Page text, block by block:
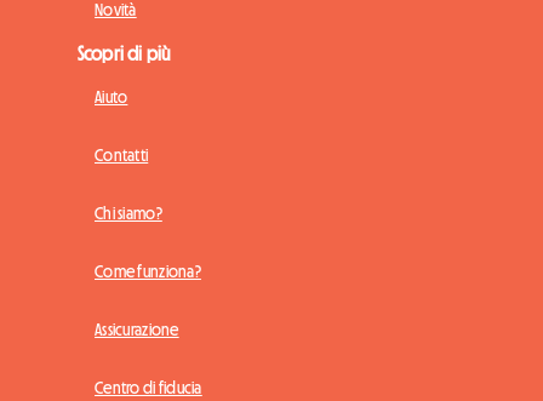
Novità
Scopri di più
Aiuto
Contatti
Chi siamo?
Come funziona?
Assicurazione
Centro di fiducia